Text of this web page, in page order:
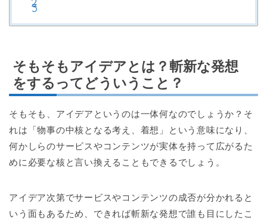
そもそもアイデアとは？斬新な発想
をするってどういうこと？
そもそも、アイデアというのは一体何なのでしょうか？そ
れは「物事の中核となる考え、着想」という意味になり、
何かしらのサービスやコンテンツが実体を持って広がるた
めに必要な核と言い換えることもできるでしょう。
アイデア次第でサービスやコンテンツの成否が分かれると
いう面もあるため、できれば斬新な発想で誰も目にしたこ